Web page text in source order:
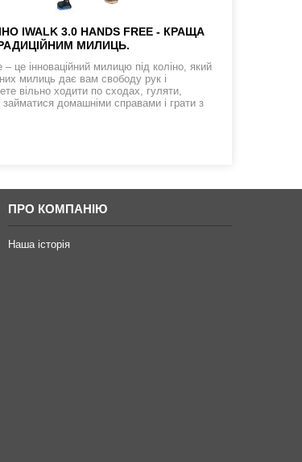
IWALK 3.0 HANDS FREE - КРАЩА
МИЛИЦЬ.
це інноваційний милицю під коліно, який
милиць дає вам свободу рук і
вільно ходити по сходах, гуляти,
домашніми справами і грати з
ПРО КОМПАНІЮ
Наша історія